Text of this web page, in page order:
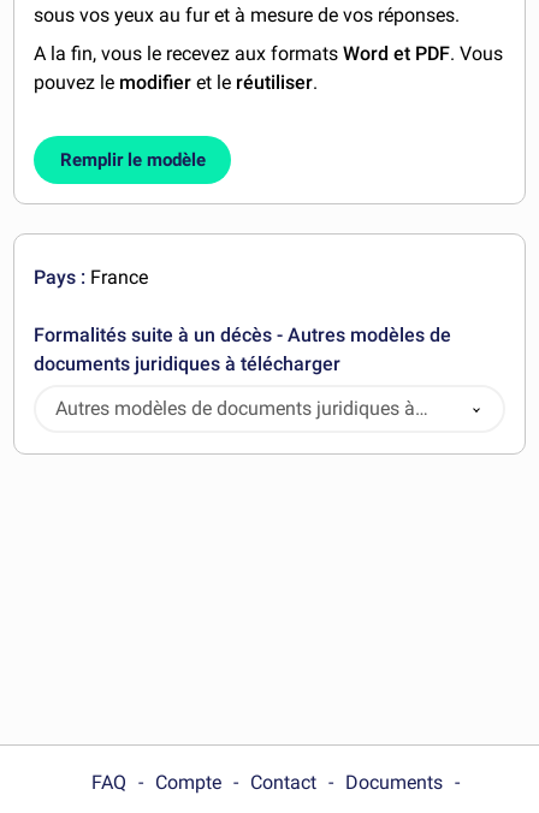
sous vos yeux au fur et à mesure de vos réponses.
A la fin, vous le recevez aux formatsWord et PDF. Vous
pouvez le modifier et le réutiliser.
Remplir le modèle
Pays : France
Formalités suite à un décès - Autres modèles de
documents juridiques à télécharger
Autres modèles de documents juridiques à
télécharger
FAQ Compte Contact
Documents